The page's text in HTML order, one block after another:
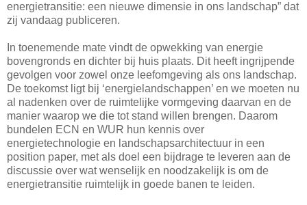
energietransitie: een nieuwe dimensie in ons landschap” dat
zij vandaag publiceren.
In toenemende mate vindt de opwekking van energie
bovengronds en dichter bij huis plaats. Dit heeft ingrijpende
gevolgen voor zowel onze leefomgeving als ons landschap.
De toekomst ligt bij ‘energielandschappen’ en we moeten nu
al nadenken over de ruimtelijke vormgeving daarvan en de
manier waarop we die tot stand willen brengen. Daarom
bundelen ECN en WUR hun kennis over
energietechnologie en landschapsarchitectuur in een
position paper, met als doel een bijdrage te leveren aan de
discussie over wat wenselijk en noodzakelijk is om de
energietransitie ruimtelijk in goede banen te leiden.